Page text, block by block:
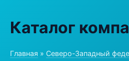
Каталог
Главная » Северо-Западный